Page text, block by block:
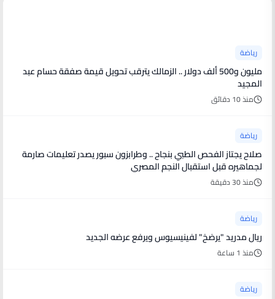
رياضة
مليون و500 ألف دولار .. الزمالك يترقب تحويل قيمة صفقة حسام عبد
المجيد
منذ 10 دقائق
رياضة
صلاح يجتاز الفحص الطبي بنجاح .. وطرابزون سبور يصدر تعليمات صارمة
لجماهيره قبل استقبال النجم المصري
منذ 30 دقيقة
رياضة
ريال مدريد "يرضخ" لفينيسيوس ويرفع عرضه الجديد
منذ 1 ساعة
رياضة